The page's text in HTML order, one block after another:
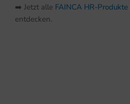
➡️ Jetzt alle FAINCA HR-Produkte
entdecken.